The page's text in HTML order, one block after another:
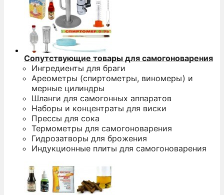
Сопутствующие товары для самогоноварения
Ингредиенты для браги
Ареометры (спиртометры, виномеры) и
мерные цилиндры
Шланги для самогонных аппаратов
Наборы и концентраты для виски
Прессы для сока
Термометры для самогоноварения
Гидрозатворы для брожения
Индукционные плиты для самогоноварения